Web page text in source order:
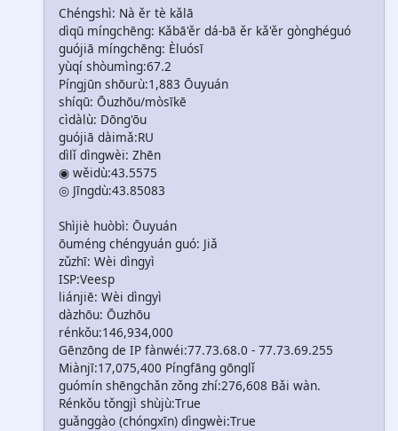
Chéngshì: Nà ěr tè kǎlā
dìqū míngchēng: Kǎbā'ěr dá-bā ěr kǎ'ěr gònghéguó
guójiā míngchēng: Èluósī
yùqí shòumìng:67.2
Píngjūn shōurù:1,883 Ōuyuán
shíqū: Ōuzhōu/mòsīkē
cìdàlù: Dōng'ōu
guójiā dàimǎ:RU
dìlǐ dìngwèi: Zhēn
◉ wěidù:43.5575
◎ Jīngdù:43.85083
Shìjiè huòbì: Ōuyuán
ōuméng chéngyuán guó: Jiǎ
zǔzhī: Wèi dìngyì
ISP:Veesp
liánjiē: Wèi dìngyì
dàzhōu: Ōuzhōu
rénkǒu:146,934,000
Gēnzōng de IP fànwéi:77.73.68.0 - 77.73.69.255
Miànjī:17,075,400 Píngfāng gōnglǐ
guómín shēngchǎn zǒng zhí:276,608 Bǎi wàn.
Rénkǒu tǒngjì shùjù:True
guǎnggào (chóngxīn) dìngwèi:True